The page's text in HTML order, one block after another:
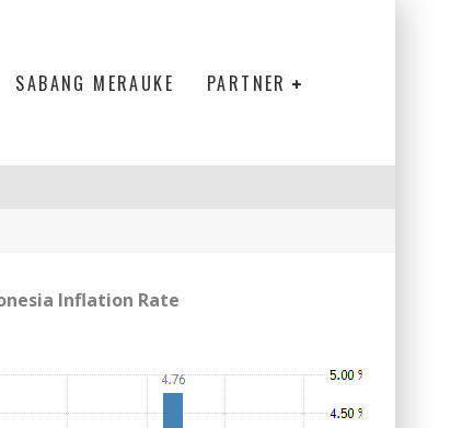
SABANG MERAUKE PARTNER
Inflation Rate